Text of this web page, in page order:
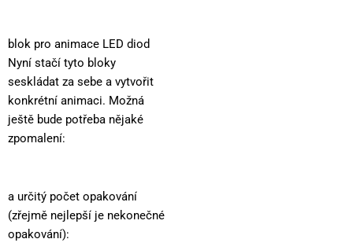
blok pro animace LED diod
Nyní stačí tyto bloky
seskládat za sebe a vytvořit
konkrétní animaci. Možná
ještě bude potřeba nějaké
zpomalení:
a určitý počet opakování
(zřejmě nejlepší je nekonečné
opakování):